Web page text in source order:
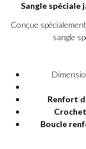
Sangle spéciale
Conçue
sangle
Renfort
Boucle